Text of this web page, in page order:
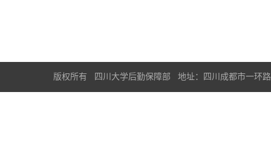
版权所有 四川大学后勤保障部 地址：四川成都市一环